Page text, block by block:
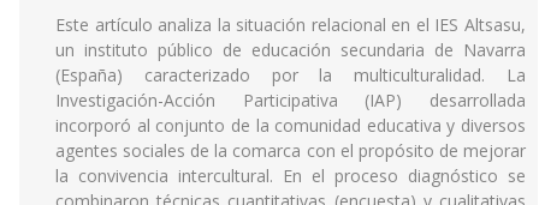
Este artículo analiza la situación relacional en el IES Altsasu,
un instituto público de educación secundaria de Navarra
(España) caracterizado por la multiculturalidad. La
Investigación-Acción Participativa (IAP) desarrollada
incorporó al conjunto de la comunidad educativa y diversos
agentes sociales de la comarca con el propósito de mejorar
la convivencia intercultural. En el proceso diagnóstico se